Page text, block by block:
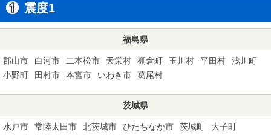
震度1
福島県
郡山市 白河市 二本松市 天栄村 棚倉町 玉川村 平田村
浅川町
小野町
田村市 本宮市 いわき市 葛尾村
茨城県
水戸市 常陸太田市 北茨城市 ひたちなか市 茨城町
大子町